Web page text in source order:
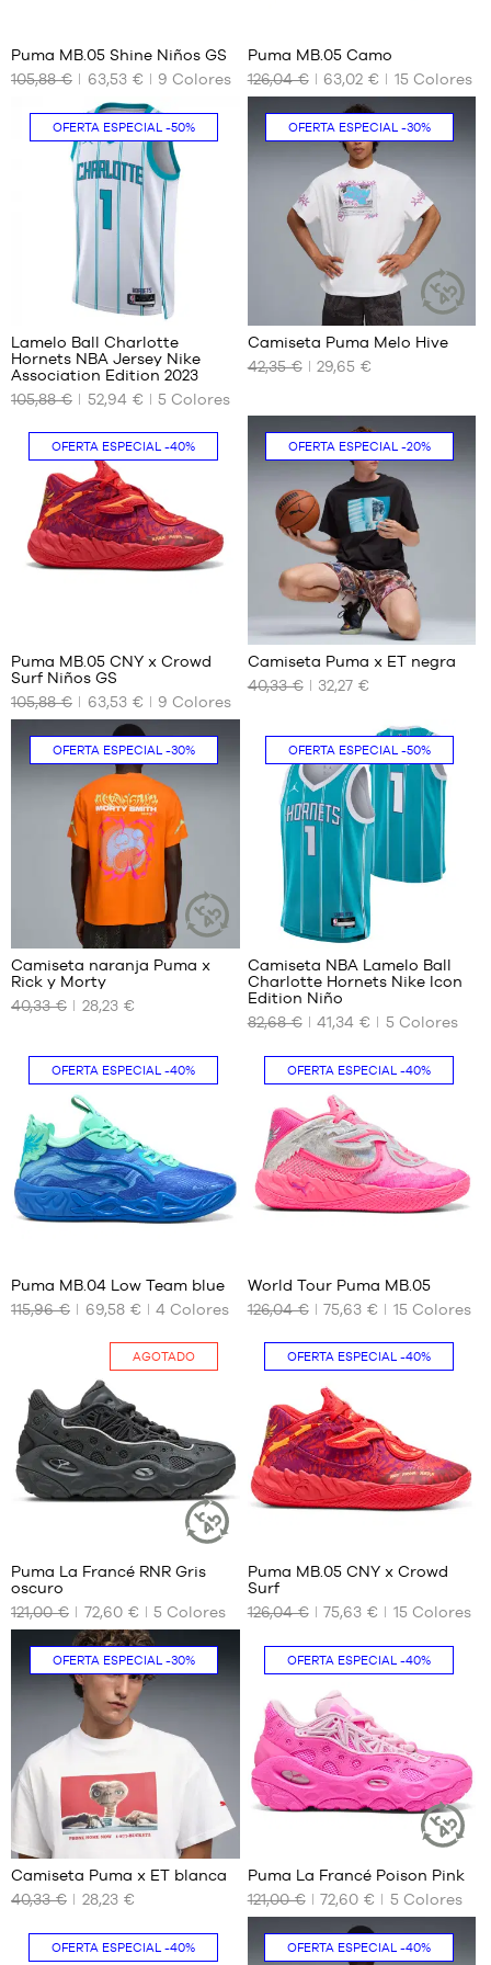
48
49.5
TAMAÑOS
DISPONIBLES
35.5
Puma MB.05 Shine Niños GS
105,88 €
63,53 € 9 Colores
TAMAÑOS
DISPONIBLES
40
42.5
47
48
Puma MB.05 Camo
126,04 €
63,02 € 15 Colores
OFERTA ESPECIAL -50%
TAMAÑOS
DISPONIBLES
32
Lamelo Ball Charlotte
Hornets NBA Jersey Nike
Association Edition 2023
105,88 €
52,94 € 5 Colores
OFERTA ESPECIAL -30%
ARTÍCULO
TAMAÑOS
XL
XXL
Camiseta Puma Melo Hive
42,35 €
29,65 €
OFERTA ESPECIAL-40%
TAMAÑOS
DISPONIBLES
35.5
Puma MB.05 CNY x Crowd
Surf Niños GS
105,88 €
63,53 € 9 Colores
OFERTA ESPECIAL -20%
TAMAÑOS
XL
XXL
Camiseta Puma x ET negra
40,33 €
32,27 €
OFERTA ESPECIAL -30%
ARTÍCULO
SOSTENIBLE
TAMAÑOS
DISPONIBLES
L
XL
XXL
Camiseta naranja Puma x
Rick y Morty
40,33 €
28,23 €
OFERTA ESPECIAL -50%
TAMAÑOS
niño
-
1,25
m a
1,35
m
L -
niño
1,65
m
niño
-
m a
1,80
m
38
Camiseta NBA Lamelo Ball
Charlotte Hornets Nike Icon
Edition Niño
82,68 €
41,34 € 5 Colores
OFERTA ESPECIAL -40%
TAMAÑOS
47
48
Puma MB.04 Low Team blue
115,96 €
69,58 € 4 Colores
OFERTA ESPECIAL -40%
TAMAÑOS
42.5
47
51
World Tour Puma MB.05
126,04 €
75,63 € 15 Colores
AGOTADO
ARTÍCULO
SOSTENIBLE
TAMAÑOS
DISPONIBLES
Puma La Francé RNR Gris
oscuro
121,00 €
72,60 € 5 Colores
OFERTA ESPECIAL -40%
TAMAÑOS
DISPONIBLES
40.5
42
42.5
43
44
44.5
47
48
49.5
51
Puma MB.05 CNY x Crowd
Surf
126,04 €
75,63 € 15 Colores
OFERTA ESPECIAL -30%
TAMAÑOS
XS
1
Camiseta Puma x ET blanca
40,33 €
28,23 €
OFERTA ESPECIAL -40%
ARTÍCULO
TAMAÑOS
DISPONIBLES
41
Puma La Francé Poison Pink
121,00 €
72,60 € 5 Colores
OFERTA ESPECIAL -40% OFERTA ESPECIAL -40%